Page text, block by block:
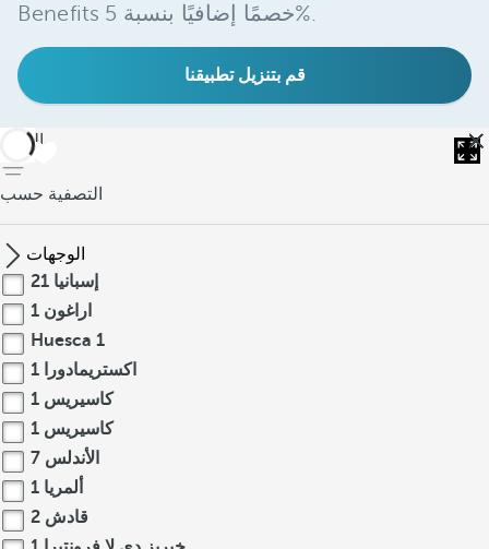
Benefits خصمًا إضافيًا بنسبة 5%.
قم بتنزيل تطبيقنا
العودة
التصفية حسب
الوجهات
إسبانيا 21
اراغون 1
Huesca 1
اكستريمادورا 1
كاسيريس 1
كاسيريس 1
الأندلس 7
ألمريا 1
قادش 2